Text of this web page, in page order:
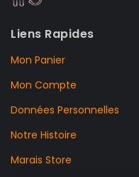
Liens Rapides
Mon Panier
Mon Compte
Données Personnelles
Notre Histoire
Marais Store